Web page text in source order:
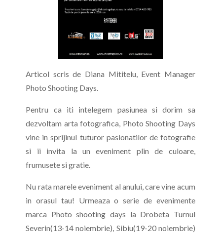
Articol scris de Diana Mititelu, Event Manager
Photo Shooting Days.
Pentru ca iti intelegem pasiunea si dorim sa
dezvoltam arta fotografica, Photo Shooting Days
vine in sprijinul tuturor pasionatilor de fotografie
si ii invita la un eveniment plin de culoare,
frumusete si gratie.
Nu rata marele eveniment al anului, care vine acum
in orasul tau! Urmeaza o serie de evenimente
marca Photo shooting days la Drobeta Turnul
Severin(13-14 noiembrie), Sibiu(19-20 noiembrie)